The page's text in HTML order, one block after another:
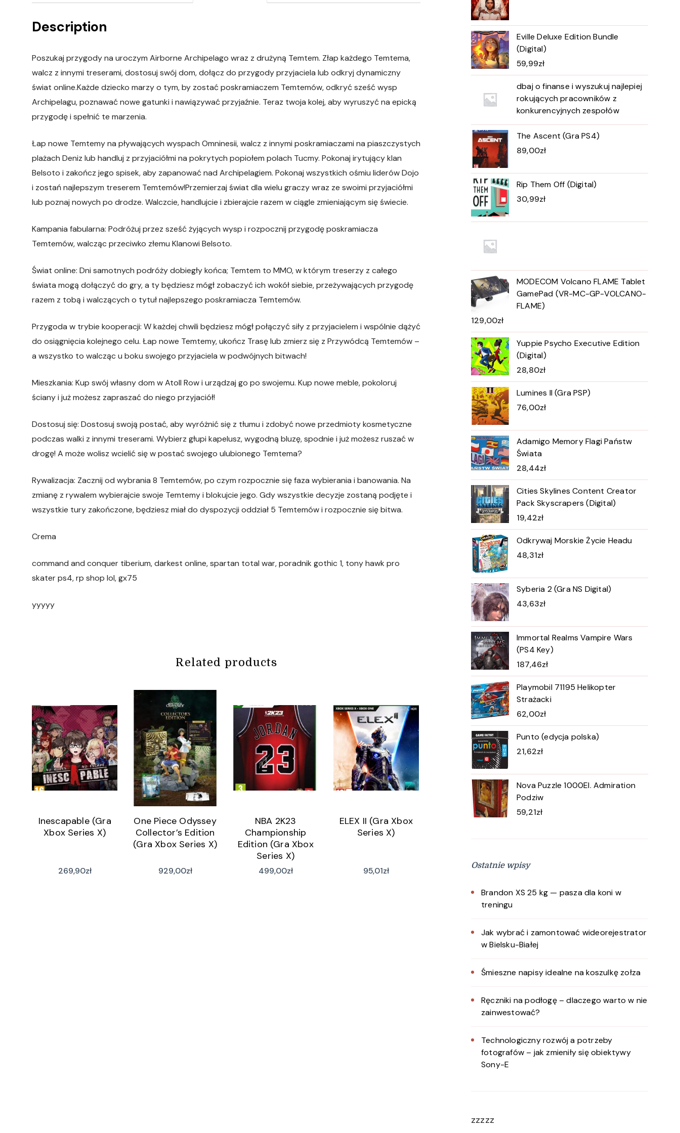
Description
Poszukaj przygody na uroczym Airborne Archipelago wraz z drużyną Temtem. Złap każdego Temtema,
walcz z innymi treserami, dostosuj swój dom, dołącz do przygody przyjaciela lub odkryj dynamiczny
świat online.Każde dziecko marzy o tym, by zostać poskramiaczem Temtemów, odkryć sześć wysp
Archipelagu, poznawać nowe gatunki i nawiązywać przyjaźnie. Teraz twoja kolej, aby wyruszyć na epicką
przygodę i spełnić te marzenia.
Łap nowe Temtemy na pływających wyspach Omninesii, walcz z innymi poskramiaczami na piaszczystych
plażach Deniz lub handluj z przyjaciółmi na pokrytych popiołem polach Tucmy. Pokonaj irytujący klan
Belsoto i zakończ jego spisek, aby zapanować nad Archipelagiem. Pokonaj wszystkich ośmiu liderów Dojo
i zostań najlepszym treserem Temtemów!Przemierzaj świat dla wielu graczy wraz ze swoimi przyjaciółmi
lub poznaj nowych po drodze. Walczcie, handlujcie i zbierajcie razem w ciągle zmieniającym się świecie.
Kampania fabularna: Podróżuj przez sześć żyjących wysp i rozpocznij przygodę poskramiacza
Temtemów, walcząc przeciwko złemu Klanowi Belsoto.
Świat online: Dni samotnych podróży dobiegły końca; Temtem to MMO, w którym treserzy z całego
świata mogą dołączyć do gry, a ty będziesz mógł zobaczyć ich wokół siebie, przeżywających przygodę
razem z tobą i walczących o tytuł najlepszego poskramiacza Temtemów.
Przygoda w trybie kooperacji: W każdej chwili będziesz mógł połączyć siły z przyjacielem i wspólnie dążyć
do osiągnięcia kolejnego celu. Łap nowe Temtemy, ukończ Trasę lub zmierz się z Przywódcą Temtemów –
a wszystko to walcząc u boku swojego przyjaciela w podwójnych bitwach!
Mieszkania: Kup swój własny dom w Atoll Row i urządzaj go po swojemu. Kup nowe meble, pokoloruj
ściany i już możesz zapraszać do niego przyjaciół!
Dostosuj się: Dostosuj swoją postać, aby wyróżnić się z tłumu i zdobyć nowe przedmioty kosmetyczne
podczas walki z innymi treserami. Wybierz głupi kapelusz, wygodną bluzę, spodnie i już możesz ruszać w
drogę! A może wolisz wcielić się w postać swojego ulubionego Temtema?
Rywalizacja: Zacznij od wybrania 8 Temtemów, po czym rozpocznie się faza wybierania i banowania. Na
zmianę z rywalem wybierajcie swoje Temtemy i blokujcie jego. Gdy wszystkie decyzje zostaną podjęte i
wszystkie tury zakończone, będziesz miał do dyspozycji oddział 5 Temtemów i rozpocznie się bitwa.
Crema
command and conquer tiberium, darkest online, spartan total war, poradnik gothic 1, tony hawk pro
skater ps4, rp shop lol, gx75
yyyyy
Related products
Inescapable (Gra
Xbox Series X)
269,90zł
One Piece Odyssey
Collector’s Edition
(Gra Xbox Series X)
929,00zł
NBA 2K23
Championship
Edition (Gra Xbox
Series X)
499,00zł
ELEX II (Gra Xbox
Series X)
95,01zł
Eville Deluxe Edition Bundle
(Digital)
59,99zł
dbaj o finanse i wyszukuj najlepiej
rokujących pracowników z
konkurencyjnych zespołów
The Ascent (Gra PS4)
89,00zł
Rip Them Off (Digital)
30,99zł
MODECOM Volcano FLAME Tablet
GamePad (VR-MC-GP-VOLCANO-
FLAME)
129,00zł
Yuppie Psycho Executive Edition
(Digital)
28,80zł
Lumines II (Gra PSP)
76,00zł
Adamigo Memory Flagi Państw
Świata
28,44zł
Cities Skylines Content Creator
Pack Skyscrapers (Digital)
19,42zł
Odkrywaj Morskie Życie Headu
48,31zł
Syberia 2 (Gra NS Digital)
43,63zł
Immortal Realms Vampire Wars
(PS4 Key)
187,46zł
Playmobil 71195 Helikopter
Strażacki
62,00zł
Punto (edycja polska)
21,62zł
Nova Puzzle 1000El. Admiration
Podziw
59,21zł
Ostatnie wpisy
Brandon XS 25 kg — pasza dla koni w
treningu
Jak wybrać i zamontować wideorejestrator
w Bielsku-Białej
Śmieszne napisy idealne na koszulkę zołza
Ręczniki na podłogę – dlaczego warto w nie
zainwestować?
Technologiczny rozwój a potrzeby
fotografów – jak zmieniły się obiektywy
Sony-E
zzzzz